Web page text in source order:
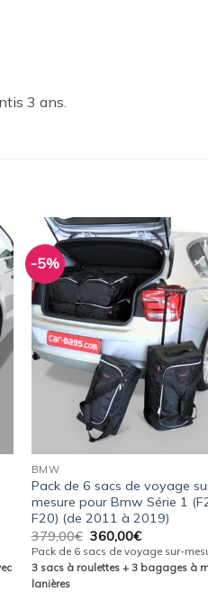
3 ans.
-5%
BMW
Pack de 6 sacs de voyage
mesure pour Bmw Série 1
F20) (de 2011 à 2019)
379,00€ Le
prix
initial
était :
360,00€Le
prix
actuel
est :
Pack de 6 sacs de voyage sur-
3 sacs à roulettes + 3 bagages à
lanières